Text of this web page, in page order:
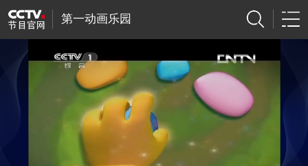
第一动画乐园